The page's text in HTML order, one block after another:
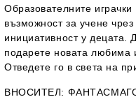
Образователните
възможност за учене
инициативност у децата.
подарете новата любима
Отведете го в света на
ВНОСИТЕЛ: